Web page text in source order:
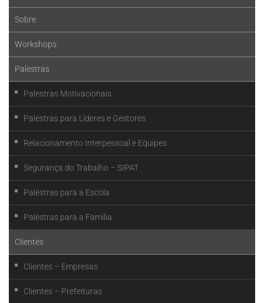
Sobre
Workshops
Palestras
Palestras Motivacionais
Palestras para Líderes e Gestores
Relacionamento Interpessoal e Equipes
Segurança do Trabalho – SIPAT
Palestras para a Escola
Palestras para a Família
Clientes
Clientes – Empresas
Clientes – Prefeituras